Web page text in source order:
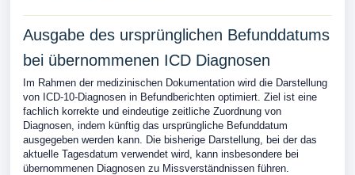
Ausgabe des ursprünglichen Befunddatums
bei übernommenen ICD Diagnosen
Im Rahmen der medizinischen Dokumentation wird die Darstellung
von ICD‑10‑Diagnosen in Befundberichten optimiert. Ziel ist eine
fachlich korrekte und eindeutige zeitliche Zuordnung von
Diagnosen, indem künftig das ursprüngliche Befunddatum
ausgegeben werden kann. Die bisherige Darstellung, bei der das
aktuelle Tagesdatum verwendet wird, kann insbesondere bei
übernommenen Diagnosen zu Missverständnissen führen.